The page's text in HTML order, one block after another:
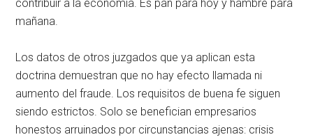
contribuir a la economía . Es pan para hoy y hambre para
mañana
Los datos de otros juzgados que ya aplican esta
doctrina demuestran que no hay efecto llamada ni
aumento del fraude . Los requisitos de buena fe siguen
siendo estrictos . Solo se benefician empresarios
honestos arruinados por circunstancias ajenas: crisis